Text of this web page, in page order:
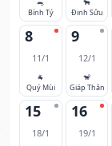
Bính Tý
Đinh Sửu
8
11/1
🐐
Quý Mùi
9
12/1
🐒
Giáp Thân
15
18/1
16
19/1